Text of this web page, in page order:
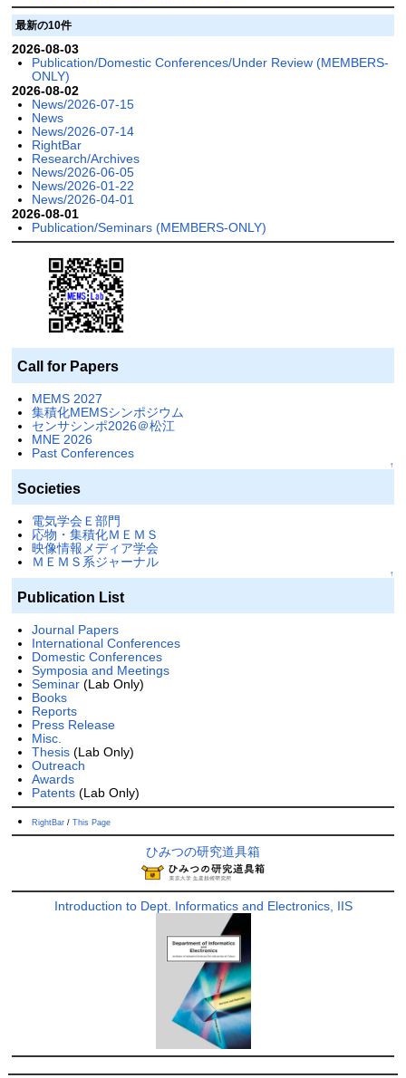
最新の10件
2026-08-03
Publication/Domestic Conferences/Under Review (MEMBERS-
ONLY)
2026-08-02
News/2026-07-15
News
News/2026-07-14
RightBar
Research/Archives
News/2026-06-05
News/2026-01-22
News/2026-04-01
2026-08-01
Publication/Seminars (MEMBERS-ONLY)
Call for Papers
MEMS 2027
集積化MEMSシンポジウム
センサシンポ2026＠松江
MNE 2026
Past Conferences
↑
Societies
電気学会Ｅ部門
応物・集積化ＭＥＭＳ
映像情報メディア学会
ＭＥＭＳ系ジャーナル
↑
Publication List
Journal Papers
International Conferences
Domestic Conferences
Symposia and Meetings
Seminar(Lab Only)
Books
Reports
Press Release
Misc.
Thesis(Lab Only)
Outreach
Awards
Patents(Lab Only)
RightBar/ This Page
ひみつの研究道具箱
Introduction to Dept. Informatics and Electronics, IIS